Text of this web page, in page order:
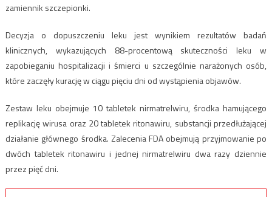
zamiennik szczepionki.
Decyzja o dopuszczeniu leku jest wynikiem rezultatów badań
klinicznych, wykazujących 88-procentową skuteczności leku w
zapobieganiu hospitalizacji i śmierci u szczególnie narażonych osób,
które zaczęły kurację w ciągu pięciu dni od wystąpienia objawów.
Zestaw leku obejmuje 10 tabletek nirmatrelwiru, środka hamującego
replikację wirusa oraz 20 tabletek ritonawiru, substancji przedłużającej
działanie głównego środka. Zalecenia FDA obejmują przyjmowanie po
dwóch tabletek ritonawiru i jednej nirmatrelwiru dwa razy dziennie
przez pięć dni.